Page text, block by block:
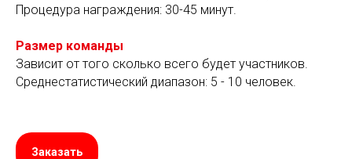
Процедура награждения: 30-45 минут.
Размер команды
Зависит от того сколько всего будет участников.
Среднестатистический диапазон: 5 - 10 человек.
Заказать